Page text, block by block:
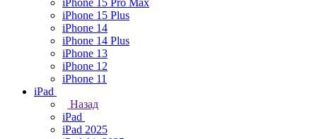
iPhone 15 Pro Max
iPhone 15 Plus
iPhone 14
iPhone 14 Plus
iPhone 13
iPhone 12
iPhone 11
iPad
Назад
iPad
iPad 2025